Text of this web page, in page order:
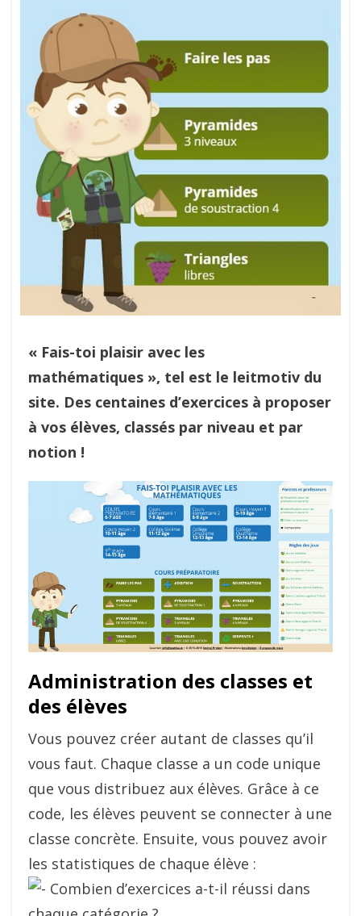
« Fais-toi plaisir avec les
mathématiques », tel est le leitmotiv du
site. Des centaines d’exercices à proposer
à vos élèves, classés par niveau et par
notion !
Administration des classes et
des élèves
Vous pouvez créer autant de classes qu’il
vous faut. Chaque classe a un code unique
que vous distribuez aux élèves. Grâce à ce
code, les élèves peuvent se connecter à une
classe concrète. Ensuite, vous pouvez avoir
les statistiques de chaque élève :
Combien d’exercices a-t-il réussi dans